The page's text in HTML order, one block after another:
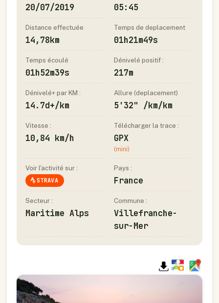
20/07/2019 05:45
Distance effectuée
14,78km
Temps de deplacement
01h21m49s
Temps écoulé
01h52m39s
Dénivelé positif :
217m
Dénivelé+ par KM :
14.7d+/km
Allure (deplacement)
5'32" /km/km
Vitesse :
10,84 km/h
Télécharger la trace :
GPX
(mini)
Voir l'activité sur :
STRAVA
Pays :
France
Secteur :
Maritime Alps
Commune :
Villefranche-
sur-Mer